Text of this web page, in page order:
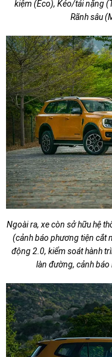
kiệm (Eco), Kéo/tải nặng
Rãnh sâu
Ngoài ra, xe còn sở hữu hệ
(cảnh báo phương tiện cắt
động 2.0, kiểm soát hành
làn đường, cảnh báo